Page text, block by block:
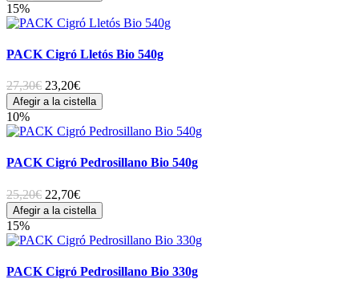
15%
PACK Cigró Lletós Bio 540g
27,30€ 23,20€
Afegir a la cistella
10%
PACK Cigró Pedrosillano Bio 540g
25,20€ 22,70€
Afegir a la cistella
15%
PACK Cigró Pedrosillano Bio 330g